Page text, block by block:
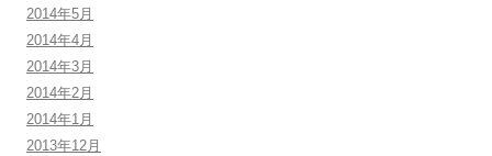
2014年5月
2014年4月
2014年3月
2014年2月
2014年1月
2013年12月